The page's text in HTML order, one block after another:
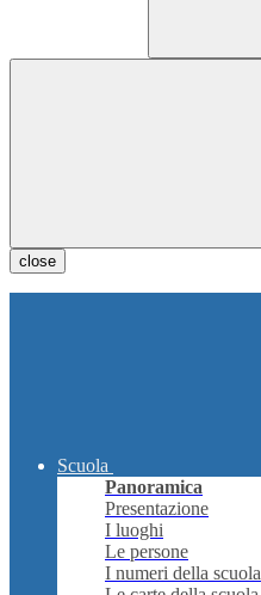
close
Scuola
Panoramica
Presentazione
I luoghi
Le persone
I numeri della scuola